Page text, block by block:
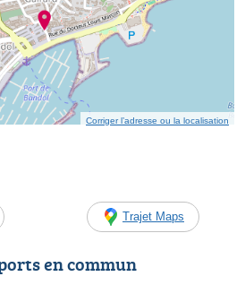
Corriger l’adresse ou la localisation
Trajet Maps
en commun